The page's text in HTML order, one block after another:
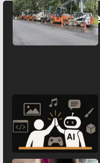
Выбор